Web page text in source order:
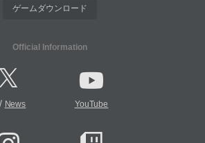
ゲームダウンロード
Official Information
News YouTube